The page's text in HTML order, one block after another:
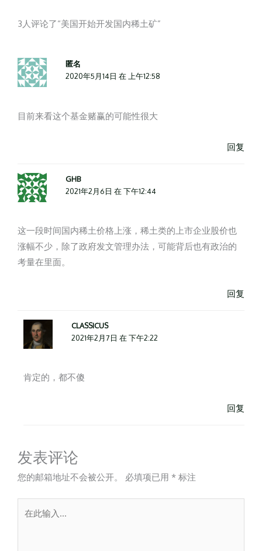
3人评论了“美国开始开发国内稀土矿”
匿名
2020年5月14日 在 上午12:58
目前来看这个基金赌赢的可能性很大
回复
GHB
2021年2月6日 在 下午12:44
这一段时间国内稀土价格上涨，稀土类的上市企业股价也
涨幅不少，除了政府发文管理办法，可能背后也有政治的
考量在里面。
回复
CLASSICUS
2021年2月7日 在 下午2:22
肯定的，都不傻
回复
发表评论
您的邮箱地址不会被公开。 必填项已用 * 标注